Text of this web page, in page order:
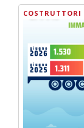
COSTRUTTORI